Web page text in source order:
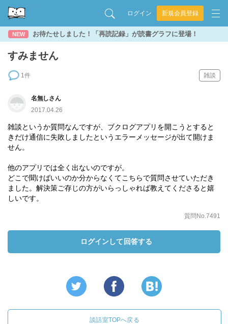
ログイン 新規会員登録
NEW お待たせしました！「再読記録」が読書グラフに登場！
すみません
1件 雑談
名無しさん
2017.04.26
雑談というか質問なんですが、ブクログアプリを開こうとすると
きだけ通信に失敗しましたというエラーメッセージが出て開けま
せん。
他のアプリでは全く出ないのですが。
どこで聞けばいいのか分からなくてこちらで質問させていただき
ました。解決策ご存じの方がいらっしゃれば教えてくださると嬉
しいです。
質問No.7491
ログインして回答する
談話室TOPへ戻る